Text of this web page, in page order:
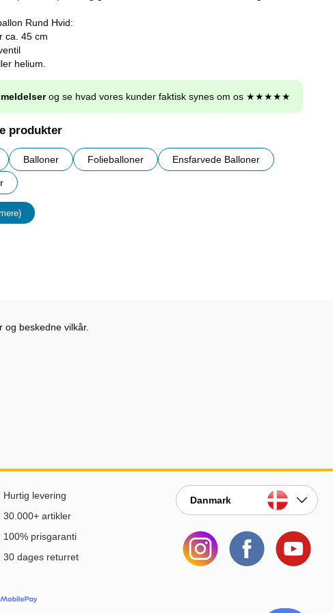
Rund Hvid:
ca. 45 cm
helium.
og se hvad vores kunder faktisk synes om os ★★★★★
produkter
Balloner Folieballoner Ensfarvede Balloner
beskedne vilkår.
Hurtig levering
30.000+ artikler
100% prisgaranti
30 dages returret
Danmark